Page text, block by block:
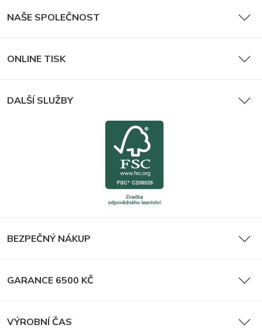
NAŠE SPOLEČNOST
ONLINE TISK
DALŠÍ SLUŽBY
BEZPEČNÝ NÁKUP
GARANCE 6500 KČ
VÝROBNÍ ČAS